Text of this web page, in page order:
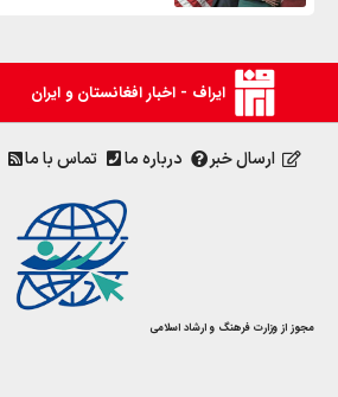
ایراف - اخبار افغانستان و ایران
ارسال خبر درباره ما تماس با ما
مجوز از وزارت فرهنگ و ارشاد اسلامی